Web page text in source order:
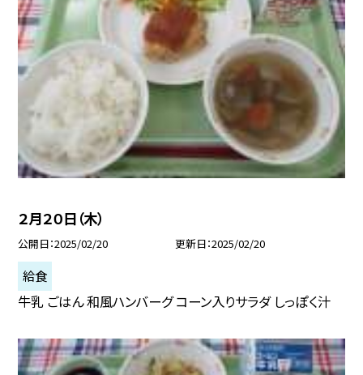
２月２０日（木）
公開日 2025/02/20 更新日 2025/02/20
給食
牛乳 ごはん 和風ハンバーグ コーン入りサラダ しっぽく汁